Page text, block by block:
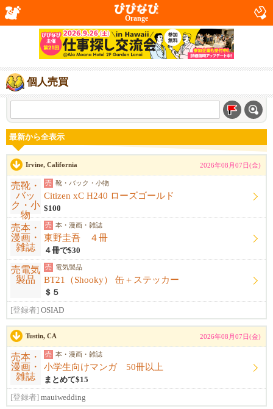
Orange
個人売買
最新から全表示
Irvine, California 2026年08月07日(金)
売 靴・バック・小物
Citizen xC H240 ローズゴールド
$100
売 本・漫画・雑誌
東野圭吾 ４冊
４冊で$30
売 電気製品
BT21（Shooky） 缶＋ステッカー
＄５
[登録者] OSIAD
Tustin, CA 2026年08月07日(金)
売 本・漫画・雑誌
小学生向けマンガ 50冊以上
まとめて$15
[登録者] mauiwedding